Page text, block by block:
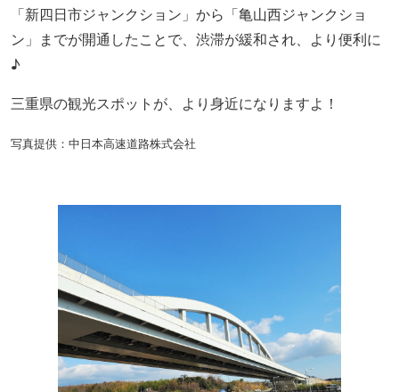
「新四日市ジャンクション」から「亀山西ジャンクショ
ン」までが開通したことで、渋滞が緩和され、より便利に
♪
三重県の観光スポットが、より身近になりますよ！
写真提供：中日本高速道路株式会社